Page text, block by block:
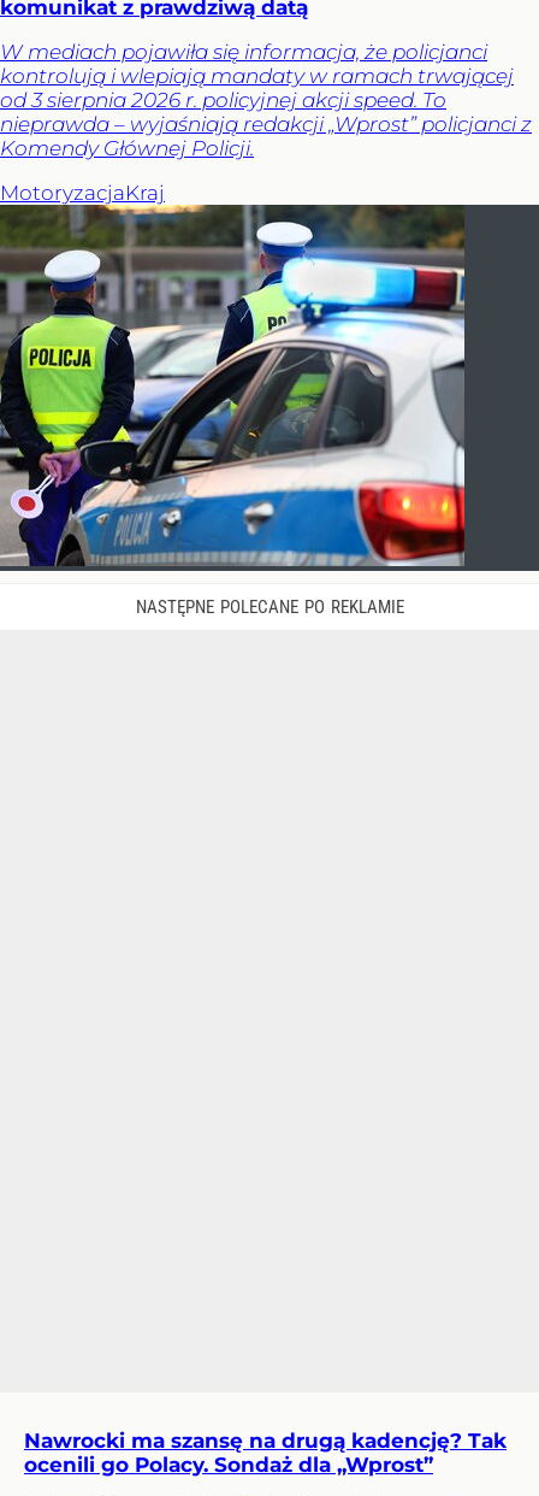
komunikat z prawdziwą datą
W mediach pojawiła się informacja, że policjanci
kontrolują i wlepiają mandaty w ramach trwającej
od 3 sierpnia 2026 r. policyjnej akcji speed. To
nieprawda – wyjaśniają redakcji „Wprost” policjanci z
Komendy Głównej Policji.
MotoryzacjaKraj
Nawrocki ma szansę na drugą kadencję? Tak
ocenili go Polacy. Sondaż dla „Wprost”